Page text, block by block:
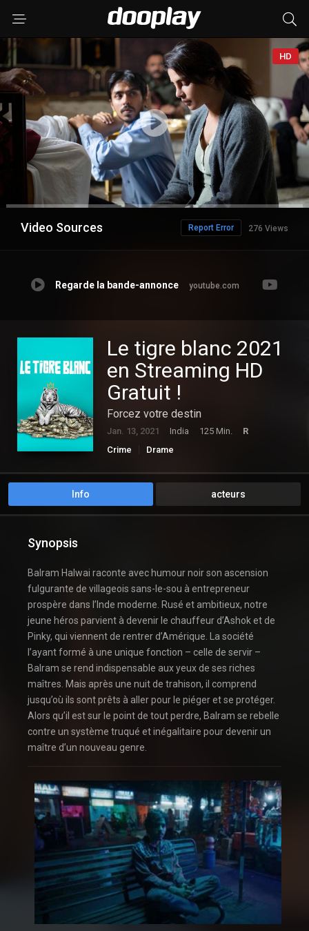
HD
Video Sources 276 Views
Report Error
Regarde la bande-annonce youtube.com
Le tigre blanc 2021
en Streaming HD
Gratuit !
Forcez votre destin
Jan. 13, 2021 India 125 Min.
R
Crime
Drame
Info acteurs
Synopsis
Balram Halwai raconte avec humour noir son ascension
fulgurante de villageois sans-le-sou à entrepreneur
prospère dans l’Inde moderne. Rusé et ambitieux, notre
jeune héros parvient à devenir le chauffeur d’Ashok et de
Pinky, qui viennent de rentrer d’Amérique. La société
l’ayant formé à une unique fonction – celle de servir –
Balram se rend indispensable aux yeux de ses riches
maîtres. Mais après une nuit de trahison, il comprend
jusqu’où ils sont prêts à aller pour le piéger et se protéger.
Alors qu’il est sur le point de tout perdre, Balram se rebelle
contre un système truqué et inégalitaire pour devenir un
maître d’un nouveau genre.